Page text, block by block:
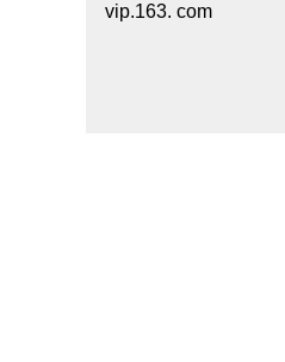
vip.163. com